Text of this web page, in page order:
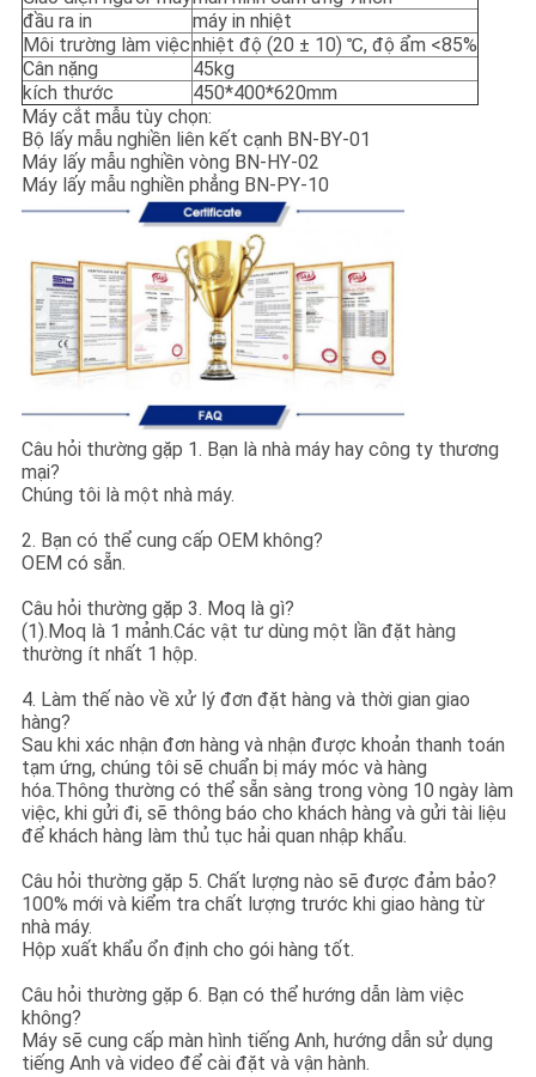
đầu ra in
máy in nhiệt
Môi trường làm việcnhiệt độ (20 ± 10) ℃, độ ẩm <85%
Cân nặng
45kg
kích thước
450*400*620mm
Máy cắt mẫu tùy chọn:
Bộ lấy mẫu nghiền liên kết cạnh BN-BY-01
Máy lấy mẫu nghiền vòng BN-HY-02
Máy lấy mẫu nghiền phẳng BN-PY-10
Câu hỏi thường gặp 1. Bạn là nhà máy hay công ty thương
mại?
Chúng tôi là một nhà máy.
2. Bạn có thể cung cấp OEM không?
OEM có sẵn.
Câu hỏi thường gặp 3. Moq là gì?
(1).Moq là 1 mảnh.Các vật tư dùng một lần đặt hàng
thường ít nhất 1 hộp.
4. Làm thế nào về xử lý đơn đặt hàng và thời gian giao
hàng?
Sau khi xác nhận đơn hàng và nhận được khoản thanh toán
tạm ứng, chúng tôi sẽ chuẩn bị máy móc và hàng
hóa.Thông thường có thể sẵn sàng trong vòng 10 ngày làm
việc, khi gửi đi, sẽ thông báo cho khách hàng và gửi tài liệu
để khách hàng làm thủ tục hải quan nhập khẩu.
Câu hỏi thường gặp 5. Chất lượng nào sẽ được đảm bảo?
100% mới và kiểm tra chất lượng trước khi giao hàng từ
nhà máy.
Hộp xuất khẩu ổn định cho gói hàng tốt.
Câu hỏi thường gặp 6. Bạn có thể hướng dẫn làm việc
không?
Máy sẽ cung cấp màn hình tiếng Anh, hướng dẫn sử dụng
tiếng Anh và video để cài đặt và vận hành.